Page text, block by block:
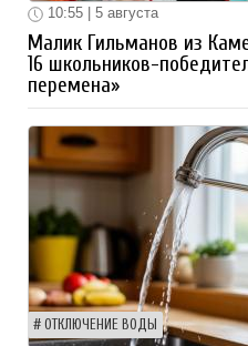
10:55 | 5 августа
Малик Гильманов из
16 школьников-
перемена»
ОТКЛЮЧЕНИЕ ВОДЫ